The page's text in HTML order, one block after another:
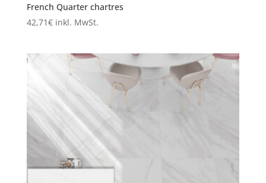
French Quarter chartres
42,71€ inkl. MwSt.